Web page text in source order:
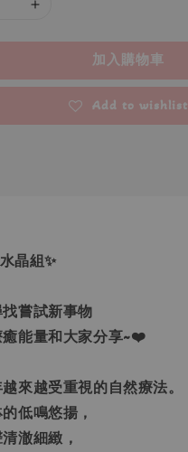
加入購物車
Add to wishlist
晶組✨
嘗試新事物
癒能量和大家分享~❤️
來越受重視的自然療法。
低鳴悠揚，
澈細緻，